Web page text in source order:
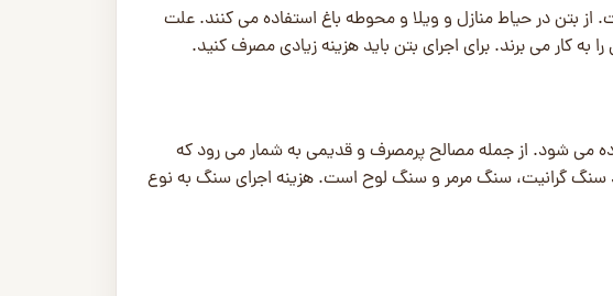
بتن در حیاط منازل و ویلا و محوطه باغ استفاده می کنند. علت
به کار می برند. برای اجرای بتن باید هزینه زیادی مصرف کنید.
می شود. از جمله مصالح پرمصرف و قدیمی به شمار می ‌رود که
سنگ گرانیت، سنگ مرمر و سنگ لوح است. هزینه اجرای سنگ به نوع